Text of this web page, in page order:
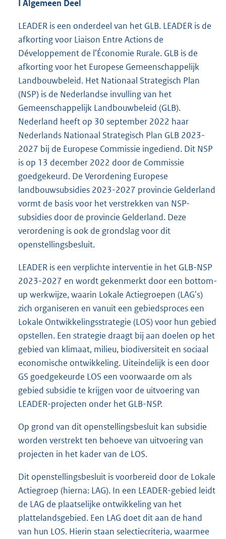
I Algemeen Deel
LEADER is een onderdeel van het GLB. LEADER is de
afkorting voor Liaison Entre Actions de
Développement de l’Économie Rurale. GLB is de
afkorting voor het Europese Gemeenschappelijk
Landbouwbeleid. Het Nationaal Strategisch Plan
(NSP) is de Nederlandse invulling van het
Gemeenschappelijk Landbouwbeleid (GLB).
Nederland heeft op 30 september 2022 haar
Nederlands Nationaal Strategisch Plan GLB 2023-
2027 bij de Europese Commissie ingediend. Dit NSP
is op 13 december 2022 door de Commissie
goedgekeurd. De Verordening Europese
landbouwsubsidies 2023-2027 provincie Gelderland
vormt de basis voor het verstrekken van NSP-
subsidies door de provincie Gelderland. Deze
verordening is ook de grondslag voor dit
openstellingsbesluit.
LEADER is een verplichte interventie in het GLB-NSP
2023-2027 en wordt gekenmerkt door een bottom-
up werkwijze, waarin Lokale Actiegroepen (LAG's)
zich organiseren en vanuit een gebiedsproces een
Lokale Ontwikkelingsstrategie (LOS) voor hun gebied
opstellen. Een strategie draagt bij aan doelen op het
gebied van klimaat, milieu, biodiversiteit en sociaal
economische ontwikkeling. Uiteindelijk is een door
GS goedgekeurde LOS een voorwaarde om als
gebied subsidie te krijgen voor de uitvoering van
LEADER-projecten onder het GLB-NSP.
Op grond van dit openstellingsbesluit kan subsidie
worden verstrekt ten behoeve van uitvoering van
projecten in het kader van de LOS.
Dit openstellingsbesluit is voorbereid door de Lokale
Actiegroep (hierna: LAG). In een LEADER-gebied leidt
de LAG de plaatselijke ontwikkeling van het
plattelandsgebied. Een LAG doet dit aan de hand
van hun LOS. Hierin staan selectiecriteria, waarmee